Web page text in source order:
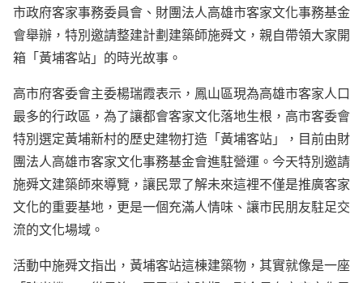
市政府客家事務委員會、財團法人高雄市客家文化事務基金
會舉辦，特別邀請整建計劃建築師施舜文，親自帶領大家開
箱「黃埔客站」的時光故事。
高市府客委會主委楊瑞霞表示，鳳山區現為高雄市客家人口
最多的行政區，為了讓都會客家文化落地生根，高市客委會
特別選定黃埔新村的歷史建物打造「黃埔客站」，目前由財
團法人高雄市客家文化事務基金會進駐營運。今天特別邀請
施舜文建築師來導覽，讓民眾了解未來這裡不僅是推廣客家
文化的重要基地，更是一個充滿人情味、讓市民朋友駐足交
流的文化場域。
活動中施舜文指出，黃埔客站這棟建築物，其實就像是一座